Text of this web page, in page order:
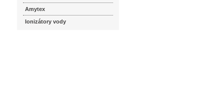
Amytex
Ionizátory vody